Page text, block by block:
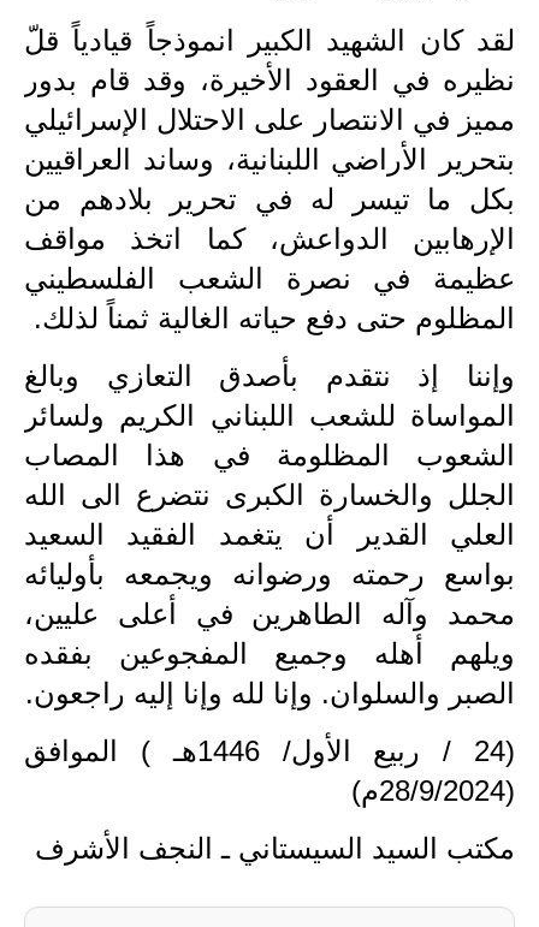
المرحلة الابتدائية
المرحلة المتوسطة
المرحلة الاعدادية
كتب مدرسية
المرحلة الابتدائية
المرحلة الاعدادية
ملازم دراسية
المرحلة الابتدائية
المرحلة المتوسطة
المرحلة الاعدادية
المرحلة الابتدائية
المرحلة الاعدادية
مواضيع انشاء
لقد كان الشهيد الكبير انموذجاً قيادياً قلّ
نظيره في العقود الأخيرة، وقد قام بدور
مميز في الانتصار على الاحتلال الإسرائيلي
بتحرير الأراضي اللبنانية، وساند العراقيين
بكل ما تيسر له في تحرير بلادهم من
الإرهابين الدواعش، كما اتخذ مواقف
عظيمة في نصرة الشعب الفلسطيني
المظلوم حتى دفع حياته الغالية ثمناً لذلك.
وإننا إذ نتقدم بأصدق التعازي وبالغ
المواساة للشعب اللبناني الكريم ولسائر
الشعوب المظلومة في هذا المصاب
الجلل والخسارة الكبرى نتضرع الى الله
العلي القدير أن يتغمد الفقيد السعيد
بواسع رحمته ورضوانه ويجمعه بأوليائه
محمد وآله الطاهرين في أعلى عليين،
ويلهم أهله وجميع المفجوعين بفقده
الصبر والسلوان. وإنا لله وإنا إليه راجعون.
(24 / ربيع الأول/ 1446هـ ) الموافق
(28/9/2024م)
مكتب السيد السيستاني ـ النجف الأشرف